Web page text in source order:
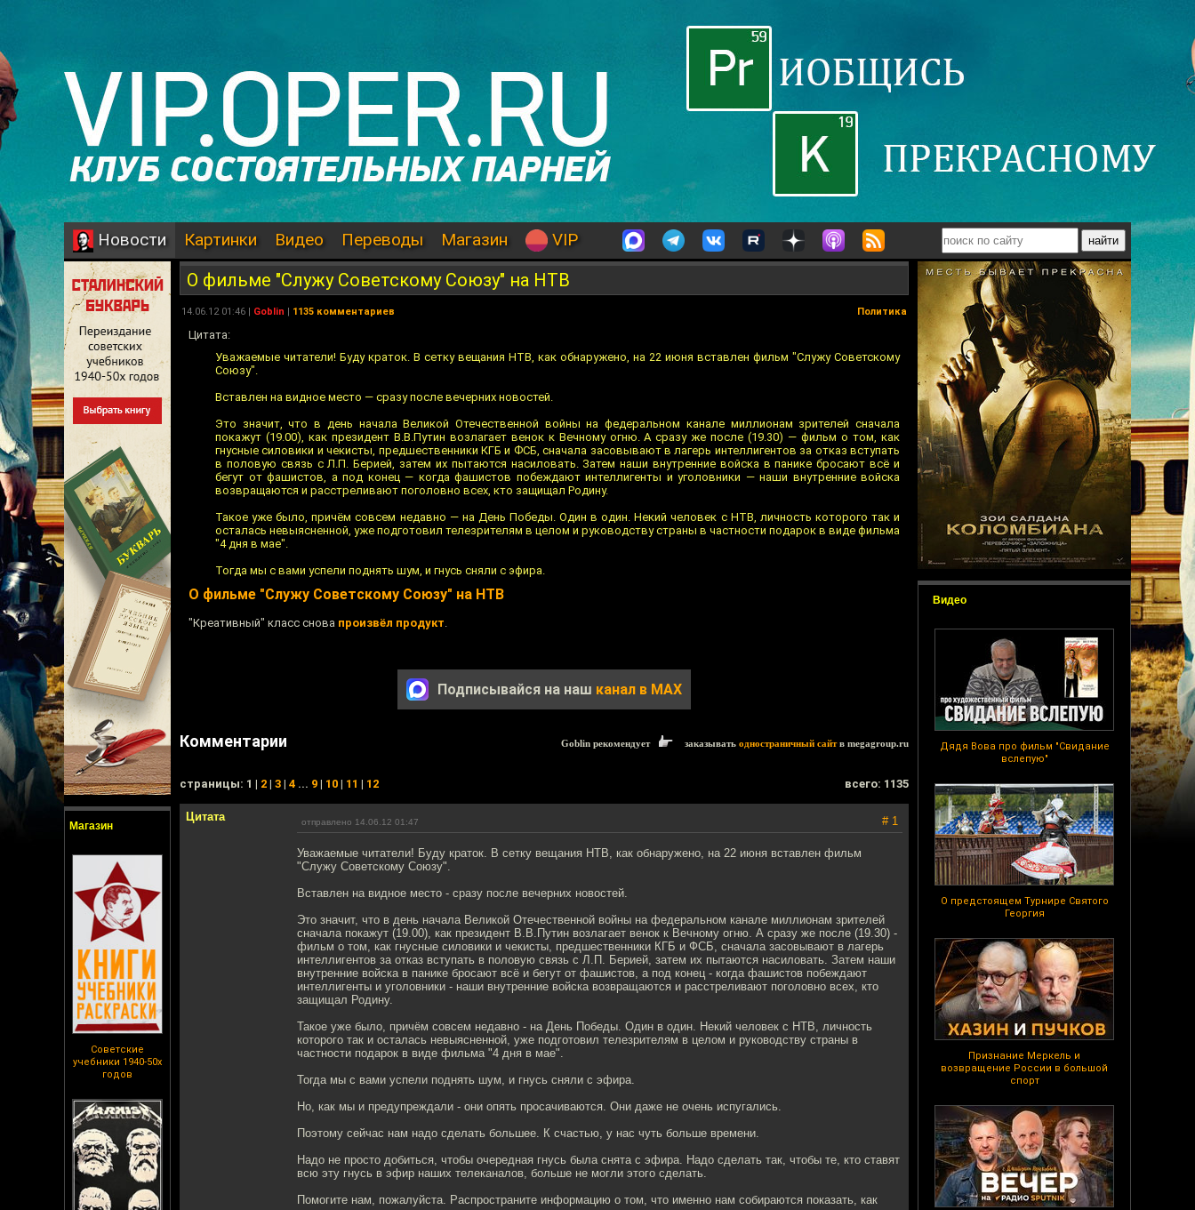
Новости Картинки Видео Переводы Магазин VIP
Магазин
Советские
учебники 1940-50х
годов
Видео
Дядя Вова про фильм "Свидание
вслепую"
О предстоящем Турнире Святого
Георгия
Признание Меркель и
возвращение России в большой
спорт
О фильме "Служу Советскому Союзу" на НТВ
14.06.12 01:46 | Goblin | 1135 комментариев Политика
Цитата:
Уважаемые читатели! Буду краток. В сетку вещания НТВ, как обнаружено, на 22 июня вставлен фильм "Служу Советскому
Союзу".
Вставлен на видное место — сразу после вечерних новостей.
Это значит, что в день начала Великой Отечественной войны на федеральном канале миллионам зрителей сначала
покажут (19.00), как президент В.В.Путин возлагает венок к Вечному огню. А сразу же после (19.30) — фильм о том, как
гнусные силовики и чекисты, предшественники КГБ и ФСБ, сначала засовывают в лагерь интеллигентов за отказ вступать
в половую связь с Л.П. Берией, затем их пытаются насиловать. Затем наши внутренние войска в панике бросают всё и
бегут от фашистов, а под конец — когда фашистов побеждают интеллигенты и уголовники — наши внутренние войска
возвращаются и расстреливают поголовно всех, кто защищал Родину.
Такое уже было, причём совсем недавно — на День Победы. Один в один. Некий человек с НТВ, личность которого так и
осталась невыясненной, уже подготовил телезрителям в целом и руководству страны в частности подарок в виде фильма
"4 дня в мае".
Тогда мы с вами успели поднять шум, и гнусь сняли с эфира.
О фильме "Служу Советскому Союзу" на НТВ
"Креативный" класс снова произвёл продукт.
Подписывайся на наш канал в MAX
Комментарии Goblin рекомендует заказывать одностраничный сайтв megagroup.ru
cтраницы: 1 | 2 | 3 | 4 ... 9 | 10 | 11 | 12 всего: 1135
Цитата отправлено 14.06.12 01:47 # 1
Уважаемые читатели! Буду краток. В сетку вещания НТВ, как обнаружено, на 22 июня вставлен фильм
"Служу Советскому Союзу".
Вставлен на видное место - сразу после вечерних новостей.
Это значит, что в день начала Великой Отечественной войны на федеральном канале миллионам зрителей
сначала покажут (19.00), как президент В.В.Путин возлагает венок к Вечному огню. А сразу же после (19.30) -
фильм о том, как гнусные силовики и чекисты, предшественники КГБ и ФСБ, сначала засовывают в лагерь
интеллигентов за отказ вступать в половую связь с Л.П. Берией, затем их пытаются насиловать. Затем наши
внутренние войска в панике бросают всё и бегут от фашистов, а под конец - когда фашистов побеждают
интеллигенты и уголовники - наши внутренние войска возвращаются и расстреливают поголовно всех, кто
защищал Родину.
Такое уже было, причём совсем недавно - на День Победы. Один в один. Некий человек с НТВ, личность
которого так и осталась невыясненной, уже подготовил телезрителям в целом и руководству страны в
частности подарок в виде фильма "4 дня в мае".
Тогда мы с вами успели поднять шум, и гнусь сняли с эфира.
Но, как мы и предупреждали - они опять просачиваются. Они даже не очень испугались.
Поэтому сейчас нам надо сделать большее. К счастью, у нас чуть больше времени.
Надо не просто добиться, чтобы очередная гнусь была снята с эфира. Надо сделать так, чтобы те, кто ставят
всю эту гнусь в эфир наших телеканалов, больше не могли этого сделать.
Помогите нам, пожалуйста. Распространите информацию о том, что именно нам собираются показать, как